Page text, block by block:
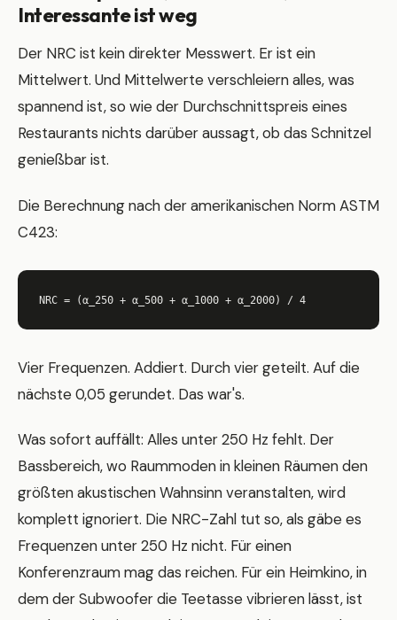
Interessante ist weg
Der NRC ist kein direkter Messwert. Er ist ein
Mittelwert. Und Mittelwerte verschleiern alles, was
spannend ist, so wie der Durchschnittspreis eines
Restaurants nichts darüber aussagt, ob das Schnitzel
genießbar ist.
Die Berechnung nach der amerikanischen Norm ASTM
C423:
NRC = (α_250 + α_500 + α_1000 + α_2000) / 4
Vier Frequenzen. Addiert. Durch vier geteilt. Auf die
nächste 0,05 gerundet. Das war's.
Was sofort auffällt: Alles unter 250 Hz fehlt. Der
Bassbereich, wo Raummoden in kleinen Räumen den
größten akustischen Wahnsinn veranstalten, wird
komplett ignoriert. Die NRC-Zahl tut so, als gäbe es
Frequenzen unter 250 Hz nicht. Für einen
Konferenzraum mag das reichen. Für ein Heimkino, in
dem der Subwoofer die Teetasse vibrieren lässt, ist